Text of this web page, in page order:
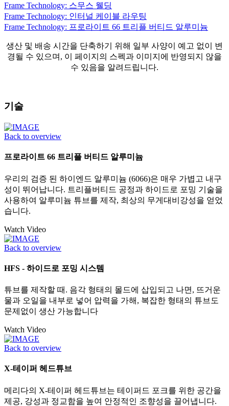
Frame Technology: 스무스 웰딩
Frame Technology: 인터널 케이블 라우팅
Frame Technology: 프로라이트 66 트리플 버티드 알루미늄
생산 및 배송 시간을 단축하기 위해 일부 사양이 예고 없이 변
경될 수 있으며, 이 페이지의 스펙과 이미지에 반영되지 않을
수 있음을 알려드립니다.
기술
Back to overview
프로라이트 66 트리플 버티드 알루미늄
우리의 검증 된 하이엔드 알루미늄 (6066)은 매우 가볍고 내구
성이 뛰어납니다. 트리플버티드 공정과 하이드로 포밍 기술을
사용하여 알루미늄 튜브를 제작, 최상의 무게대비강성을 얻었
습니다.
Watch Video
Back to overview
HFS - 하이드로 포밍 시스템
튜브를 제작할 때. 음각 형태의 몰드에 삽입되고 나면, 뜨거운
물과 오일을 내부로 넣어 압력을 가해, 복잡한 형태의 튜브도
문제없이 생산 가능합니다
Watch Video
Back to overview
X-테이퍼 헤드튜브
메리다의 X-테이퍼 헤드튜브는 테이퍼드 포크를 위한 공간을
제공, 강성과 정교함을 높여 안정적인 조향성을 끌어냅니다.